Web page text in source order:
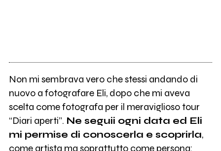
Non mi sembrava vero che stessi andando di
nuovo a fotografare Eli, dopo che mi aveva
scelta come fotografa per il meraviglioso tour
“Diari aperti”. Ne seguii ogni data ed Eli
mi permise di conoscerla e scoprirla,
come artista ma soprattutto come persona: